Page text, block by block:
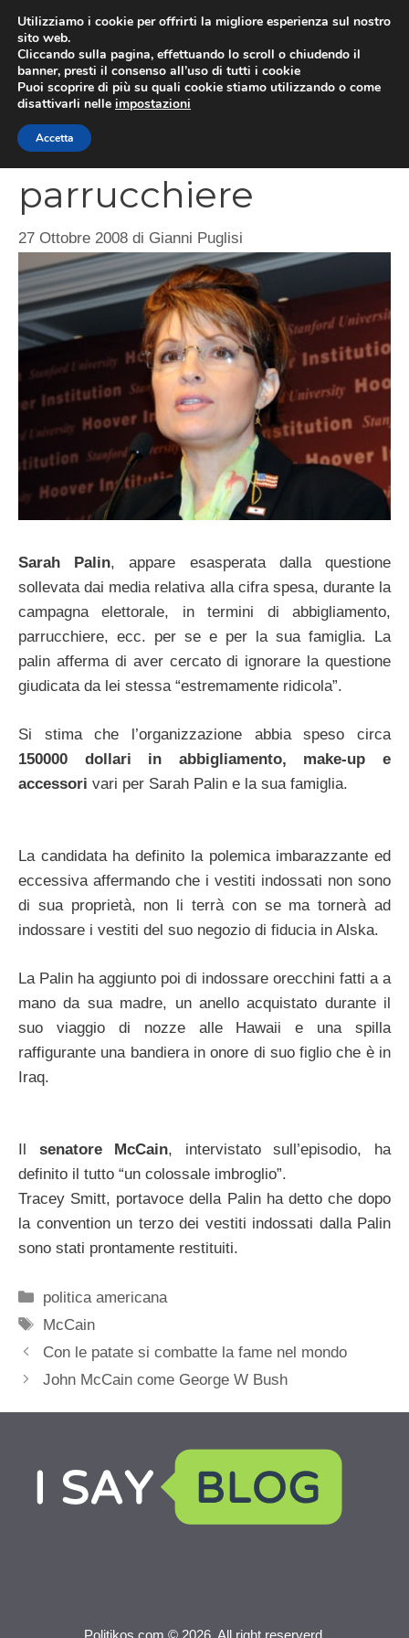
contenuto
Sarah Palin e il
parrucchiere
27 Ottobre 2008 di Gianni Puglisi
Sarah Palin, appare esasperata dalla questione
sollevata dai media relativa alla cifra spesa, durante la
campagna elettorale, in termini di abbigliamento,
parrucchiere, ecc. per se e per la sua famiglia. La
palin afferma di aver cercato di ignorare la questione
giudicata da lei stessa “estremamente ridicola”.
Si stima che l’organizzazione abbia speso circa
150000 dollari in abbigliamento, make-up e
accessori vari per Sarah Palin e la sua famiglia.
La candidata ha definito la polemica imbarazzante ed
eccessiva affermando che i vestiti indossati non sono
di sua proprietà, non li terrà con se ma tornerà ad
indossare i vestiti del suo negozio di fiducia in Alska.
La Palin ha aggiunto poi di indossare orecchini fatti a a
mano da sua madre, un anello acquistato durante il
suo viaggio di nozze alle Hawaii e una spilla
raffigurante una bandiera in onore di suo figlio che è in
Iraq.
Il senatore McCain, intervistato sull’episodio, ha
definito il tutto “un colossale imbroglio”.
Tracey Smitt, portavoce della Palin ha detto che dopo
la convention un terzo dei vestiti indossati dalla Palin
sono stati prontamente restituiti.
Categorie
politica americana
Tag
McCain
Con le patate si combatte la fame nel mondo
John McCain come George W Bush
Politikos.com © 2026. All right reserverd.
Utilizziamo i cookie per offrirti la migliore esperienza sul nostro
sito web.
Cliccando sulla pagina, effettuando lo scroll o chiudendo il
banner, presti il consenso all’uso di tutti i cookie
Puoi scoprire di più su quali cookie stiamo utilizzando o come
disattivarli nelle impostazioni
Accetta